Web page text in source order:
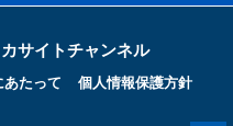
サイトチャンネル
あたって
個人情報保護方針